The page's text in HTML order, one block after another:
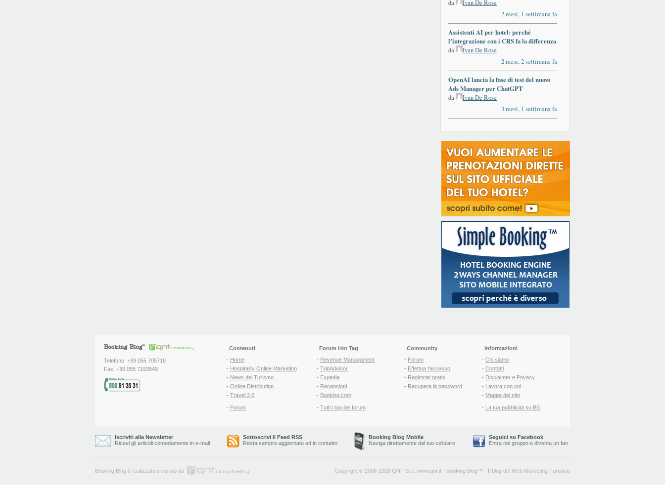
da
Ivan De Rose
2 mesi, 1 settimana fa
Assistenti AI per hotel: perché
l’integrazione con i CRS fa la differenza
da
Ivan De Rose
2 mesi, 2 settimane fa
OpenAI lancia la fase di test del nuovo
Ads Manager per ChatGPT
da
Ivan De Rose
3 mesi, 1 settimana fa
Telefono: +39 055 705718
Fax: +39 055 7193549
Contenuti
- Home
- Hospitality Online Marketing
- News del Turismo
- Online Distribution
- Travel 2.0
- Forum
Forum Hot Tag
- Revenue Managament
- TripAdvisor
- Expedia
- Recensioni
- Booking.com
- Tutti i tag del forum
Community
- Forum
- Effettua l'accesso
- Registrati gratis
- Recupera la password
Informazioni
- Chi siamo
- Contatti
- Disclaimer e Privacy
- Lavora con noi
- Mappa del sito
- La tua pubblicità su BB
Iscriviti alla Newsletter
Ricevi gli articoli comodamente in e-mail
Sottoscrivi il Feed RSS
Resta sempre aggiornato ed in contatto
Booking Blog Mobile
Naviga direttamente dal tuo cellulare
Seguici su Facebook
Entra nel gruppo e diventa un fan
Booking Blog è realizzato e curato da Copyright © 2006-2026 QNT S.r.l. www.qnt.it - Booking Blog™ - Il blog del Web Marketing Turistico